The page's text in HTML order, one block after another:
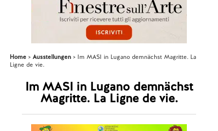
Home Ausstellungen
Im MASI in Lugano demnächst Magritte. La
Ligne de vie.
Im MASI in Lugano demnächst
Magritte. La Ligne de vie.